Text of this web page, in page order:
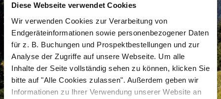
Diese Webseite verwendet Cookies
Wir verwenden Cookies zur Verarbeitung von
Endgeräteinformationen sowie personenbezogener Daten
für z. B. Buchungen und Prospektbestellungen und zur
Analyse der Zugriffe auf unsere Webseite. Um alle
Inhalte der Seite vollständig sehen zu können, klicken Sie
bitte auf "Alle Cookies zulassen". Außerdem geben wir
Informationen zu Ihrer Verwendung unserer Website an